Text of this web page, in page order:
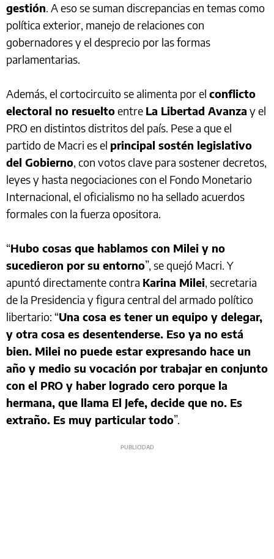
gestión. A eso se suman discrepancias en temas como
política exterior, manejo de relaciones con
gobernadores y el desprecio por las formas
parlamentarias.
Además, el cortocircuito se alimenta por el conflicto
electoral no resueltoentre La Libertad Avanza y el
PRO en distintos distritos del país. Pese a que el
partido de Macri es el principal sostén legislativo
del Gobierno, con votos clave para sostener decretos,
leyes y hasta negociaciones con el Fondo Monetario
Internacional, el oficialismo no ha sellado acuerdos
formales con la fuerza opositora.
“Hubo cosas que hablamos con Milei y no
sucedieron por su entorno”, se quejó Macri. Y
apuntó directamente contra Karina Milei, secretaria
de la Presidencia y figura central del armado político
libertario: “Una cosa es tener un equipo y delegar,
y otra cosa es desentenderse. Eso ya no está
bien. Milei no puede estar expresando hace un
año y medio su vocación por trabajar en conjunto
con el PRO y haber logrado cero porque la
hermana, que llama El Jefe, decide que no. Es
extraño. Es muy particular todo”.